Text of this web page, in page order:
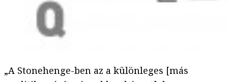
„A Stonehenge-ben az a különleges [más